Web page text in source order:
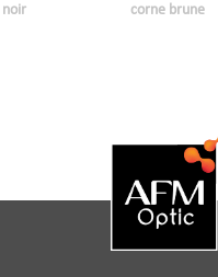
noir
corne brune